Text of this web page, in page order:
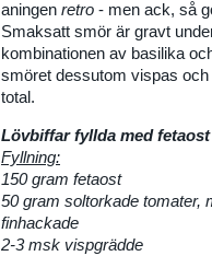
aningen retro - men ack, så
Smaksatt smör är gravt
kombinationen av basilika
smöret dessutom vispas och
total.
Lövbiffar fyllda med
Fyllning:
150 gram fetaost
50 gram soltorkade tomater,
finhackade
2-3 msk vispgrädde